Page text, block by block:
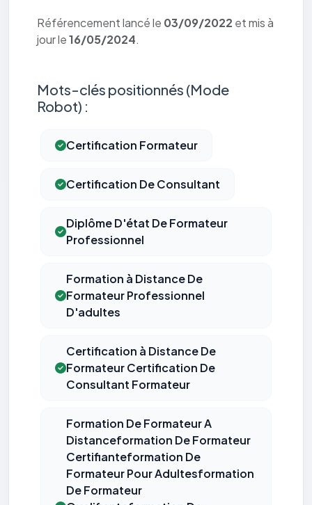
Référencement lancé le 03/09/2022 et mis à
jour le16/05/2024.
Mots-clés positionnés (Mode
Robot) :
Certification Formateur
Certification De Consultant
Diplôme D'état De Formateur
Professionnel
Formation à Distance De
Formateur Professionnel
D'adultes
Certification à Distance De
Formateur Certification De
Consultant Formateur
Formation De Formateur A
Distanceformation De Formateur
Certifianteformation De
Formateur Pour Adultesformation
De Formateur